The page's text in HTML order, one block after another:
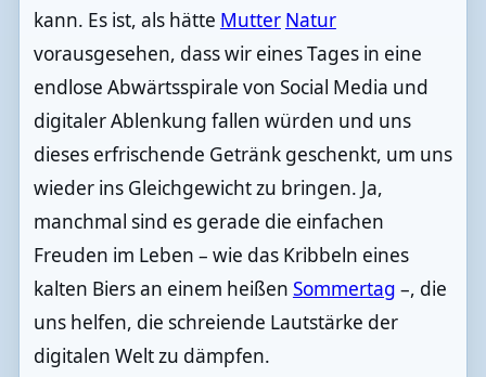
kann. Es ist, als hätte Mutter Natur
vorausgesehen, dass wir eines Tages in eine
endlose Abwärtsspirale von Social Media und
digitaler Ablenkung fallen würden und uns
dieses erfrischende Getränk geschenkt, um uns
wieder ins Gleichgewicht zu bringen. Ja,
manchmal sind es gerade die einfachen
Freuden im Leben – wie das Kribbeln eines
kalten Biers an einem heißen Sommertag –, die
uns helfen, die schreiende Lautstärke der
digitalen Welt zu dämpfen.